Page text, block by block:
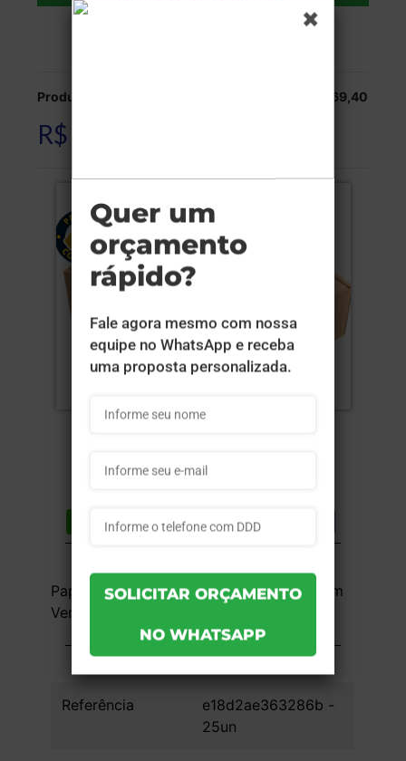
Veja as opções de entrega.
Produção: R$ 169,40
R$ 169,40
Lista de desejos Compartilhar
Papelão 340g - 4x0 - 16,5x13x8cm - Sem
Verniz - 25 unid
Referência
e18d2ae363286b -
25un